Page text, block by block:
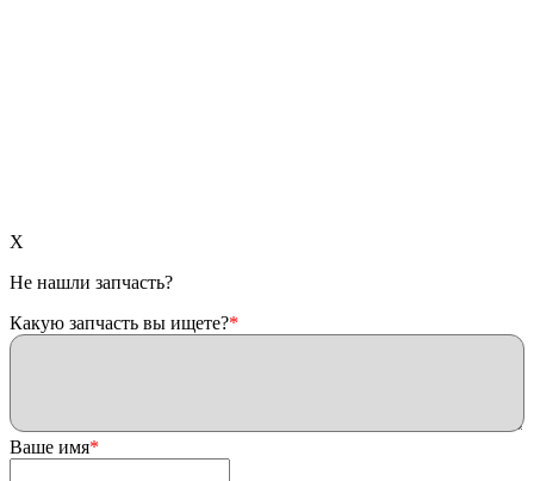
X
Не нашли запчасть?
Какую запчасть вы ищете?*
Ваше имя*